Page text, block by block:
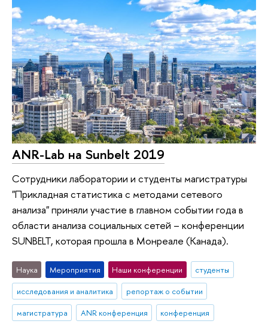
ANR-Lab на Sunbelt 2019
Сотрудники лаборатории и студенты магистратуры
"Прикладная статистика с методами сетевого
анализа" приняли участие в главном событии года в
области анализа социальных сетей – конференции
SUNBELT, которая прошла в Монреале (Канада).
Наука Мероприятия Наши конференции
студенты
исследования и аналитика
репортаж о событии
магистратура
ANR конференция конференция